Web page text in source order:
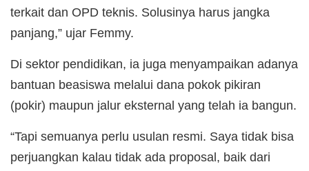
terkait dan OPD teknis. Solusinya harus jangka
panjang,” ujar Femmy.
Di sektor pendidikan, ia juga menyampaikan adanya
bantuan beasiswa melalui dana pokok pikiran
(pokir) maupun jalur eksternal yang telah ia bangun.
“Tapi semuanya perlu usulan resmi. Saya tidak bisa
perjuangkan kalau tidak ada proposal, baik dari